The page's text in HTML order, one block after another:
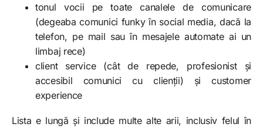
tonul vocii pe toate canalele de comunicare
(degeaba comunici funky în social media, dacă la
telefon, pe mail sau în mesajele automate ai un
limbaj rece)
client service (cât de repede, profesionist și
accesibil comunici cu clienții) și customer
experience
Lista e lungă și include multe alte arii, inclusiv felul în